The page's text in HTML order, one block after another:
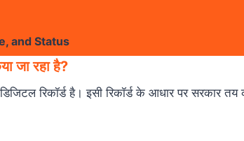
and Status
जा रहा है?
रिकॉर्ड है। इसी रिकॉर्ड के आधार पर सरकार